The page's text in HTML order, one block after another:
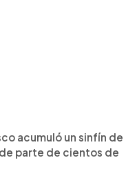
acumuló un sinfín de
parte de cientos de